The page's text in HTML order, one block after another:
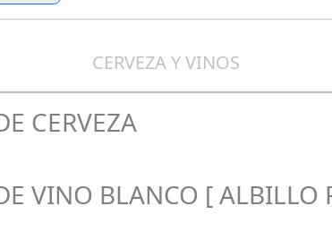
CERVEZA Y VINOS
CERVEZA
VINO BLANCO [ ALBILLO